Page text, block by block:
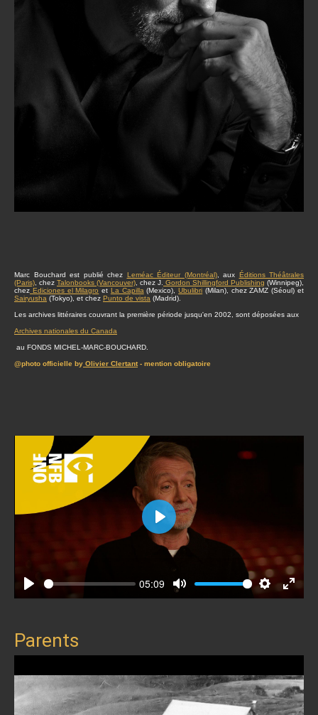
Marc Bouchard est publié chez Leméac Éditeur (Montréal), aux Éditions Théâtrales
(Paris) , chez Talonbooks (Vancouver) , chez J. Gordon Shillingford Publishing (Winnipeg),
chez Ediciones el Milagro et La Capilla (Mexico),Ubulibri (Milan), chez ZAMZ (Séoul) et
Sairyusha (Tokyo), et chez Punto de vista (Madrid).
Les archives littéraires couvrant la première période jusqu'en 2002, sont déposées aux
Archives nationales du Canada
au FONDS MICHEL-MARC-BOUCHARD.
@photo officielle by Olivier Clertant- mention obligatoire
Play
05:09
Mute SettingsEnter
Play
Parents